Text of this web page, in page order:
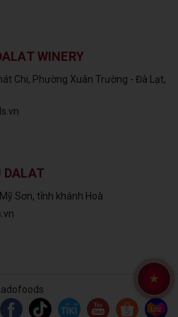
WINERY
Chi, Phường Xuân Trường - Đà Lạt,
DALAT
Sơn, tỉnh khánh Hoà